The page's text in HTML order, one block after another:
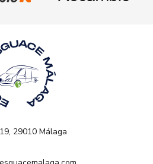
29010 Málaga